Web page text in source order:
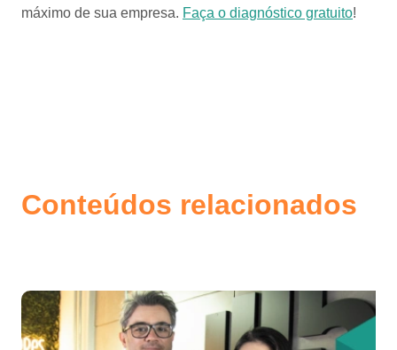
máximo de sua empresa. Faça o diagnóstico gratuito!
Conteúdos relacionados